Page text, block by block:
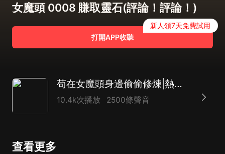
女魔頭 0008 賺取靈石(評論！評論！)
打開APP收聽
新人領7天免費試用
苟在女魔頭身邊偷偷修煉|熱血爽文|玄幻修仙|爆笑穿越|腦洞系統|多人有聲劇
10.4k次播放 2500條聲音
查看更多